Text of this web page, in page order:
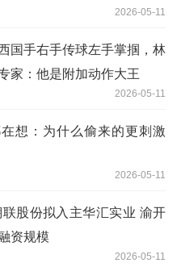
2026-05-11
国手右手传球左手掌掴，林
家：他是附加动作大王
2026-05-11
想：为什么偷来的更刺激
2026-05-11
股份拟入主华汇实业 渝开
资规模
2026-05-11